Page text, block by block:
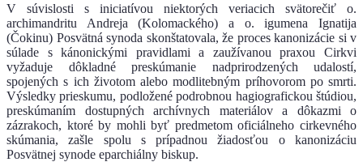
V súvislosti s iniciatívou niektorých veriacich svätorečiť o.
archimandritu Andreja (Kolomackého) a o. igumena Ignatija
(Čokinu) Posvätná synoda skonštatovala, že proces kanonizácie si v
súlade s kánonickými pravidlami a zaužívanou praxou Cirkvi
vyžaduje dôkladné preskúmanie nadprirodzených udalostí,
spojených s ich životom alebo modlitebným príhovorom po smrti.
Výsledky prieskumu, podložené podrobnou hagiografickou štúdiou,
preskúmaním dostupných archívnych materiálov a dôkazmi o
zázrakoch, ktoré by mohli byť predmetom oficiálneho cirkevného
skúmania, zašle spolu s prípadnou žiadosťou o kanonizáciu
Posvätnej synode eparchiálny biskup.